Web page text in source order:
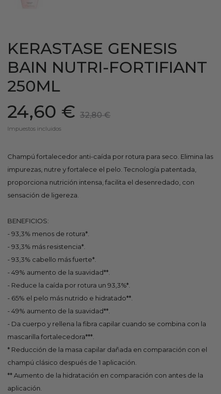
KERASTASE GENESIS
BAIN NUTRI-FORTIFIANT
250ML
24,60 € 32,80 €
Impuestos incluidos
Champú fortalecedor anti-caída por rotura para seco. Elimina las
impurezas, nutre y fortalece el pelo. Tecnología patentada,
proporciona nutrición intensa, facilita el desenredado, con
sensación de ligereza.
BENEFICIOS:
- 93,3% menos de rotura*.
- 93,3% más resistencia*.
- 93,3% cabello más fuerte*.
- 49% aumento de la suavidad**.
- Reduce la caída por rotura un 93,3%*.
- 65% el pelo más nutrido e hidratado**.
- 49% aumento de la suavidad**.
- Da cuerpo y rellena la fibra capilar cuando se combina con la
mascarilla fortalecedora***.
* Reducción de la masa capilar dañada en comparación con el
champú clásico después de 1 aplicación.
** Aumento de la hidratación en comparación con antes de la
aplicación.